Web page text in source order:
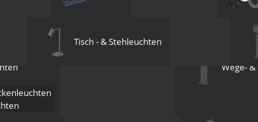
Einbau-Deckenleuchten
Wege-
Tisch - & Stehleuchten
10x Anschlusskabel
13,95
10x Anschlusskabel GU10